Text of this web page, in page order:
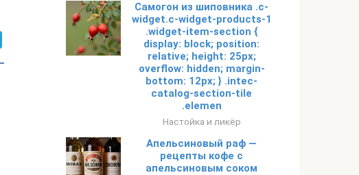
Самогон из шиповника .c-
widget.c-widget-products-1
.widget-item-section {
display: block; position:
relative; height: 25px;
overflow: hidden; margin-
bottom: 12px; } .intec-
catalog-section-tile
.elemen
Настойка и ликёр
Апельсиновый раф —
рецепты кофе с
апельсиновым соком